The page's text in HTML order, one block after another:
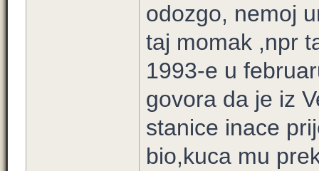
odozgo, nemoj
taj momak ,npr
1993-e u
govora da je iz
stanice inace
bio,kuca mu